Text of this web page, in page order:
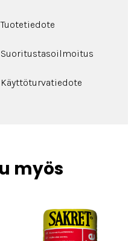
Suoritustasoilmoitus
Käyttöturvatiedote
myös